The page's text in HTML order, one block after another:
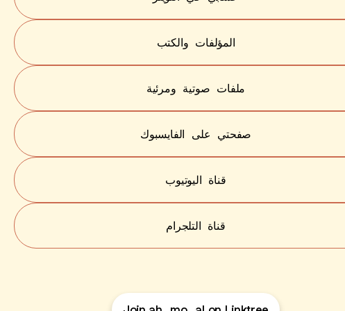
المؤلفات والكتب
ملفات صوتية ومرئية
صفحتي على الفايسبوك
قناة اليوتيوب
قناة التلجرام